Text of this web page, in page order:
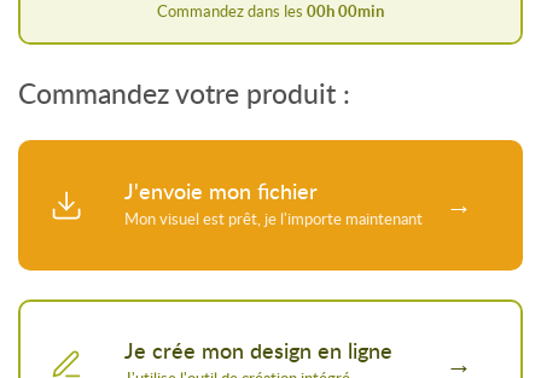
Commandez dans les 00h 00min
Commandez votre produit :
J'envoie mon fichier
Je crée mon design en ligne